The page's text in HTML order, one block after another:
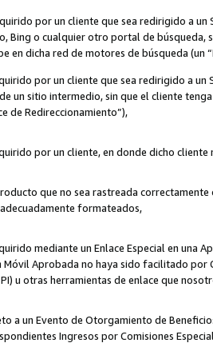
por un cliente que sea redirigido a
Bing o cualquier otro portal de
en dicha red de motores de búsqueda (un
por un cliente que sea redirigido a un
un sitio intermedio, sin que el cliente
de Redireccionamiento”),
por un cliente, en donde dicho
que no sea rastreada
formateados,
mediante un Enlace Especial en una
Móvil Aprobada no haya sido facilitado
u otras herramientas de enlace que
a un Evento de Otorgamiento de
Ingresos por Comisiones